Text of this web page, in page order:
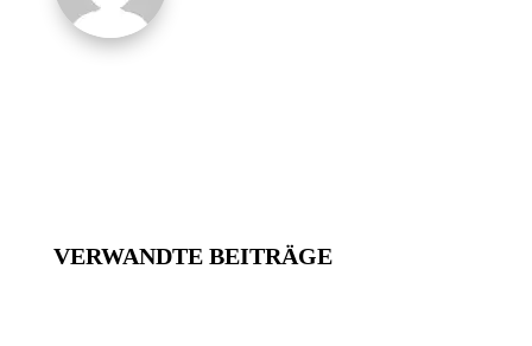
VERWANDTE BEITRÄGE